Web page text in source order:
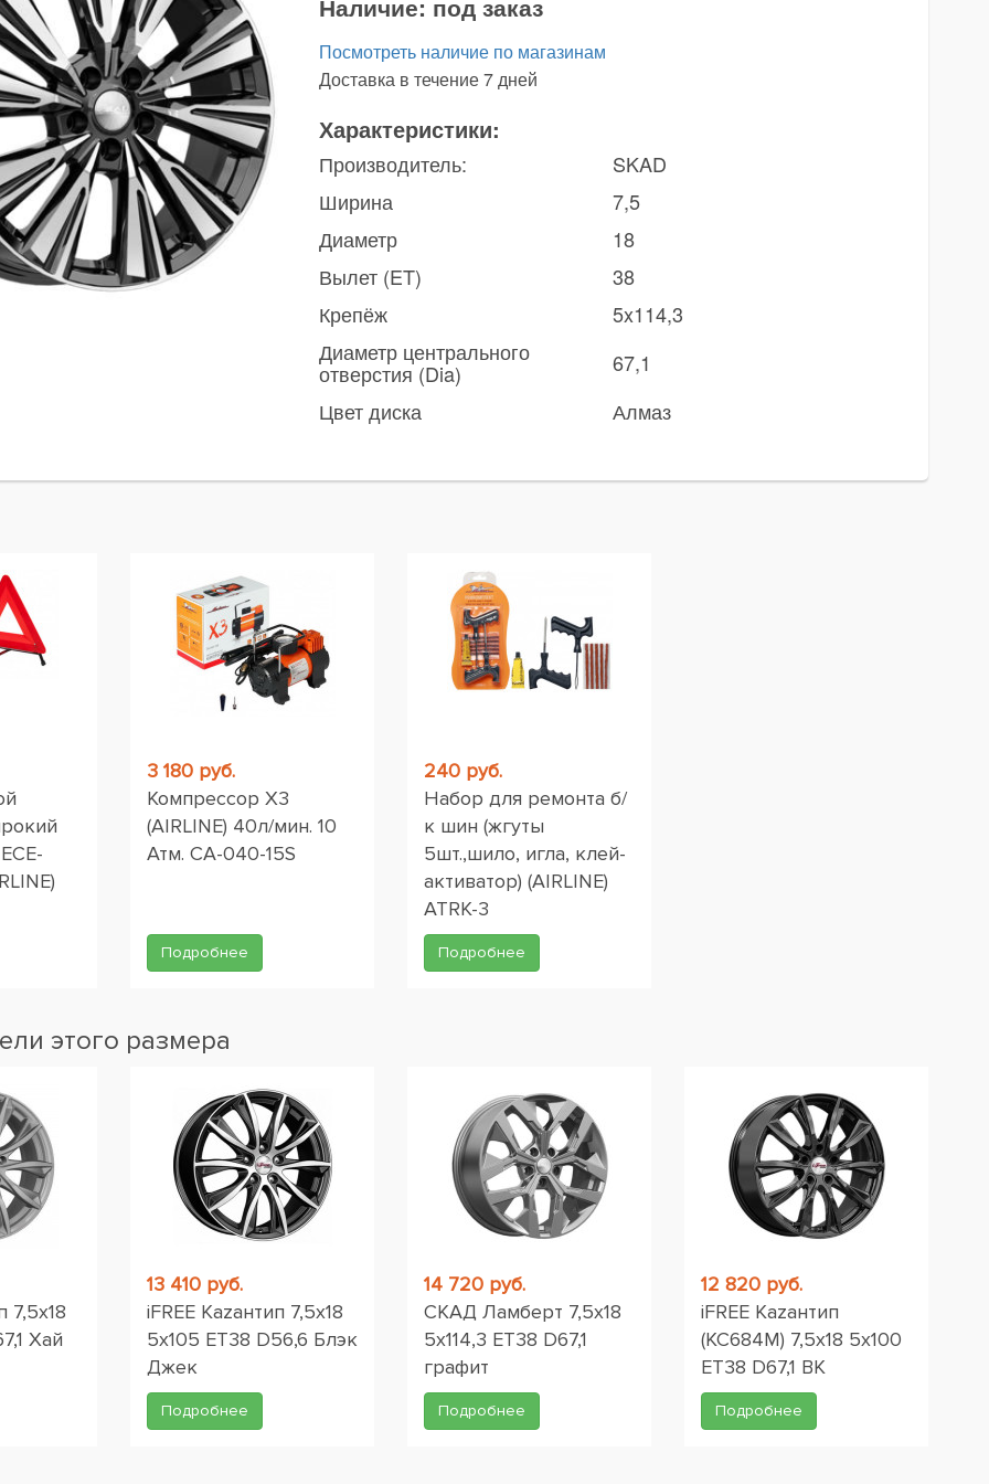
Наличие: под заказ
Посмотреть наличие по магазинам
Доставка в течение 7 дней
Характеристики:
Производитель:
SKAD
Ширина
7,5
Диаметр
18
Вылет (ET)
38
Крепёж
5x114,3
Диаметр центрального
отверстия (Dia)
67,1
Цвет диска
Алмаз
3 180 руб.
Компрессор X3
(AIRLINE) 40л/мин. 10
Атм. CA-040-15S
Подробнее
240 руб.
Набор для ремонта б/
к шин (жгуты
5шт.,шило, игла, клей-
активатор) (AIRLINE)
ATRK-3
Подробнее
этого размера
7,5x18
Хай
13 410 руб.
iFREE Кazaнтип 7,5x18
5x105 ET38 D56,6 Блэк
Джек
Подробнее
14 720 руб.
СКАД Ламберт 7,5x18
5x114,3 ET38 D67,1
графит
Подробнее
12 820 руб.
iFREE Каzантип
(КС684М) 7,5x18 5x100
ET38 D67,1 BK
Подробнее